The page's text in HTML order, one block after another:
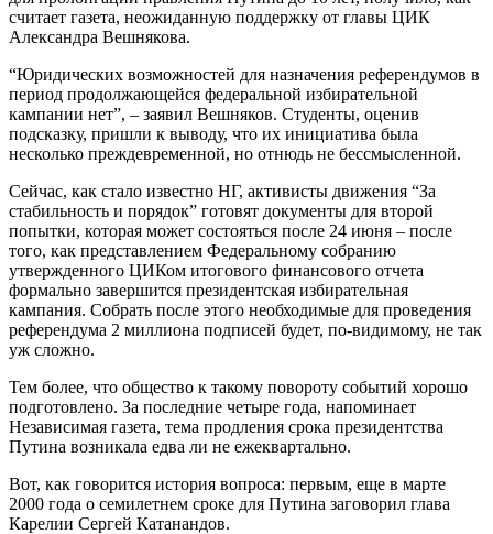
считает газета, неожиданную поддержку от главы ЦИК
Александра Вешнякова.
“Юридических возможностей для назначения референдумов в
период продолжающейся федеральной избирательной
кампании нет”, – заявил Вешняков. Студенты, оценив
подсказку, пришли к выводу, что их инициатива была
несколько преждевременной, но отнюдь не бессмысленной.
Сейчас, как стало известно НГ, активисты движения “За
стабильность и порядок” готовят документы для второй
попытки, которая может состояться после 24 июня – после
того, как представлением Федеральному собранию
утвержденного ЦИКом итогового финансового отчета
формально завершится президентская избирательная
кампания. Собрать после этого необходимые для проведения
референдума 2 миллиона подписей будет, по-видимому, не так
уж сложно.
Тем более, что общество к такому повороту событий хорошо
подготовлено. За последние четыре года, напоминает
Независимая газета, тема продления срока президентства
Путина возникала едва ли не ежеквартально.
Вот, как говорится история вопроса: первым, еще в марте
2000 года о семилетнем сроке для Путина заговорил глава
Карелии Сергей Катанандов.